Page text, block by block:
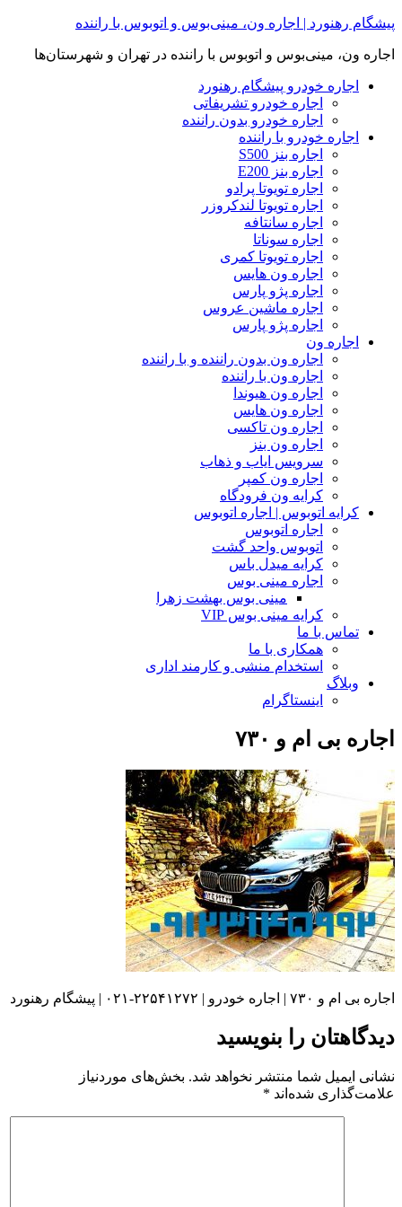
Skip
content
پیشگام رهنورد | اجاره ون، مینی‌بوس و اتوبوس با راننده
اجاره ون، مینی‌بوس و اتوبوس با راننده در تهران و شهرستان‌ها
اجاره خودرو پیشگام رهنورد
اجاره خودرو تشریفاتی
اجاره خودرو بدون راننده
اجاره خودرو با راننده
اجاره بنز S500
اجاره بنز E200
اجاره تویوتا پرادو
اجاره تویوتا لندکروزر
اجاره سانتافه
اجاره سوناتا
اجاره تویوتا کمری
اجاره ون هایس
اجاره پژو پارس
اجاره ماشین عروس
اجاره پژو پارس
اجاره ون
اجاره ون بدون راننده و با راننده
اجاره ون با راننده
اجاره ون هیوندا
اجاره ون هایس
اجاره ون تاکسی
اجاره ون بنز
سرویس ایاب و ذهاب
اجاره ون کمپر
کرایه ون فرودگاه
کرایه اتوبوس | اجاره اتوبوس
اجاره اتوبوس
اتوبوس واحد گشت
کرایه میدل باس
اجاره مینی بوس
مینی بوس بهشت زهرا
کرایه مینی بوس VIP
تماس با ما
همکاری با ما
استخدام منشی و کارمند اداری
وبلاگ
اینستاگرام
اجاره بی ام و ۷۳۰
اجاره بی ام و ۷۳۰ | اجاره خودرو | ۲۲۵۴۱۲۷۲-۰۲۱ | پیشگام رهنورد
دیدگاهتان را بنویسید
نشانی ایمیل شما منتشر نخواهد شد. بخش‌های موردنیاز
علامت‌گذاری شده‌اند *